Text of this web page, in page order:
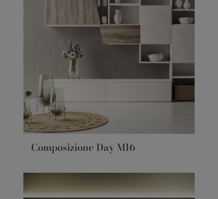
Composizione Day M16